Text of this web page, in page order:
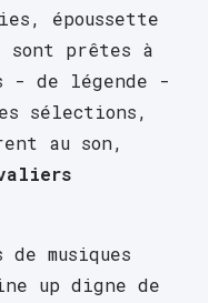
époussette
sont prêtes à
de légende -
sélections,
musiques
up digne de